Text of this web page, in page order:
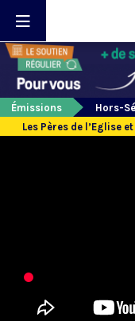
Émissions
Hors-
Les Pères de l’Eglise